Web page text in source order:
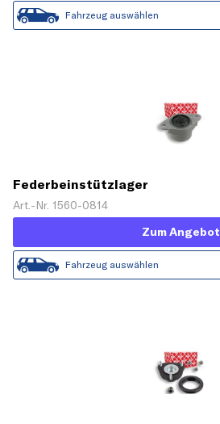
Fahrzeug auswählen
Federbeinstützlager
Art.-Nr. 1560-0814
Zum Angebot
Fahrzeug auswählen